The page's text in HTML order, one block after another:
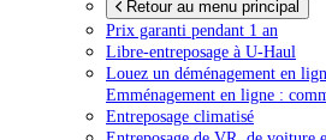
Retour au menu principal
Prix garanti pendant 1 an
Libre-entreposage à U-Haul
Louez un déménagement en
Emménagement en ligne :
Entreposage climatisé